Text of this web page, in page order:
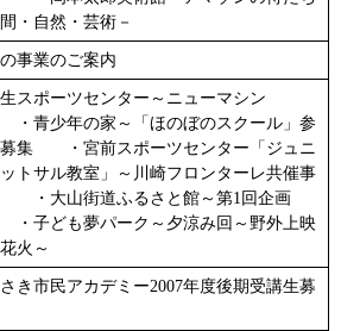
・自然・芸術－
事業のご案内
生スポーツセンター～ニューマシン
青少年の家～「ほのぼのスクール」参
募集 ・宮前スポーツセンター「ジュニ
トサル教室」～川崎フロンターレ共催事
・大山街道ふるさと館～第1回企画
子ども夢パーク～夕涼み回～野外上映
火～
き市民アカデミー2007年度後期受講生募